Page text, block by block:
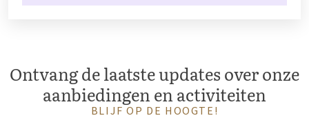
Ontvang de laatste updates over onze
aanbiedingen en activiteiten
BLIJF OP DE HOOGTE!